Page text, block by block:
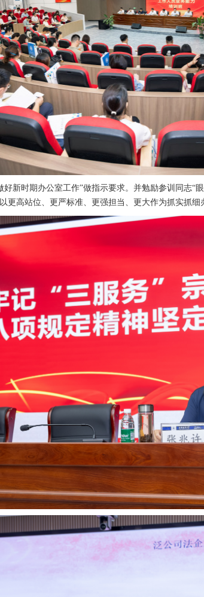
新时期办公室工作”做指示要求。并勉励参训同志“
更高站位、更严标准、更强担当、更大作为抓实抓